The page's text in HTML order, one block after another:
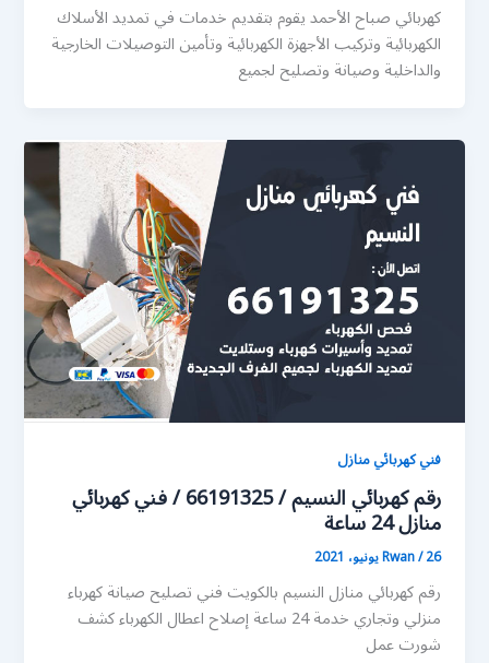
كهربائي صباح الأحمد يقوم بتقديم خدمات في تمديد الأسلاك
الكهربائية وتركيب الأجهزة الكهربائية وتأمين التوصيلات الخارجية
والداخلية وصيانة وتصليح لجميع
فني كهربائي منازل
رقم كهربائي النسيم / 66191325 / فني كهربائي
منازل 24 ساعة
Rwan/26 يونيو، 2021
رقم كهربائي منازل النسيم بالكويت فني تصليح صيانة كهرباء
منزلي وتجاري خدمة 24 ساعة إصلاح اعطال الكهرباء كشف
شورت عمل